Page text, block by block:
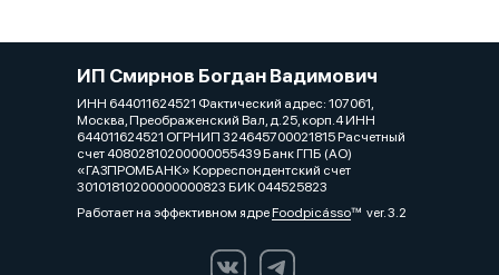
ИП Смирнов Богдан Вадимович
ИНН 644011624521 Фактический адрес: 107061,
Москва, Преображенский Вал, д.25, корп.4 ИНН
644011624521 ОГРНИП 324645700021815 Расчетный
счет 40802810200000055439 Банк ГПБ (АО)
«ГАЗПРОМБАНК» Корреспондентский счет
30101810200000000823 БИК 044525823
Работает на эффективном ядреFoodpicássover. 3.2